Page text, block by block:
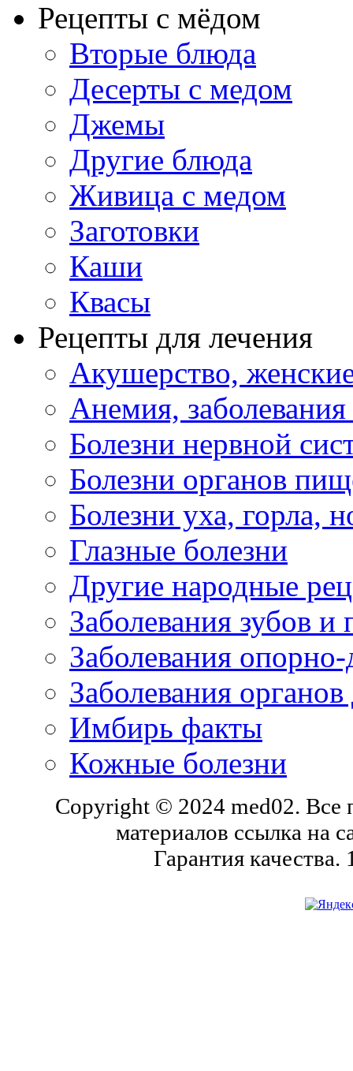
Рецепты с мёдом
Вторые блюда
Десерты с медом
Джемы
Другие блюда
Живица с медом
Заготовки
Каши
Квасы
Рецепты для лечения
Акушерство,
Анемия, заболевания
Болезни нервной
Болезни органов
Болезни уха, горла,
Глазные болезни
Другие народные
Заболевания зубов и
Заболевания опорно-
Заболевания
Имбирь факты
Кожные болезни
Copyright © 2024 med02. Все
материалов ссылка на
Гарантия